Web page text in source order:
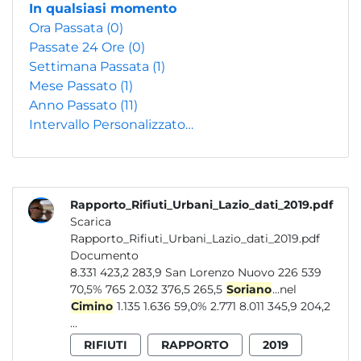
In qualsiasi momento
Ora Passata (0)
Passate 24 Ore (0)
Settimana Passata (1)
Mese Passato (1)
Anno Passato (11)
Intervallo Personalizzato…
Rapporto_Rifiuti_Urbani_Lazio_dati_2019.pdf
Scarica
Rapporto_Rifiuti_Urbani_Lazio_dati_2019.pdf
Documento
8.331 423,2 283,9 San Lorenzo Nuovo 226 539
70,5% 765 2.032 376,5 265,5 Soriano...nel
Cimino
...
RIFIUTI
RAPPORTO 2019